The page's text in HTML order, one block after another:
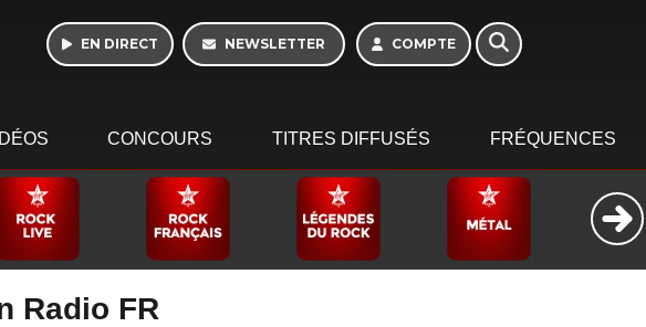
EN DIRECT NEWSLETTER COMPTE
CONCOURS TITRES DIFFUSÉS FRÉQUENCES
Radio FR